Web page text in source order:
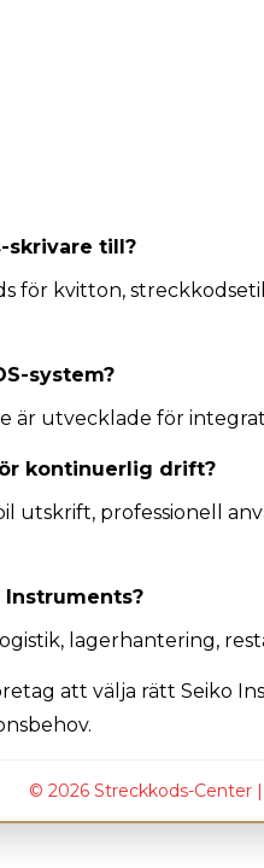
skrivare till?
för kvitton,
system?
är utvecklade för
kontinuerlig drift?
utskrift, professionell
Instruments?
lagerhantering,
att välja rätt Seiko
© 2026 Streckkods-Center |